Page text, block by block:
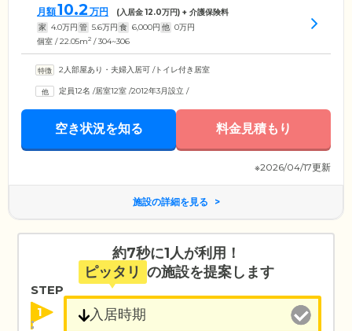
月額10.2 万円 (入居金12.0万円) + 介護保険料
家 4.0万円 管 5.6万円 食 6,000円 他 0万円
個室 / 22.05m2 / 304~306
2人部屋あり・夫婦入居可 /トイレ付き居室
定員12名 /居室12室 /2012年3月設立 /
空き状況を知る 料金見積もり
※2026/04/17更新
施設の詳細を見る
約7秒に1人が利用！
ピッタリ の施設を提案します
STEP
1